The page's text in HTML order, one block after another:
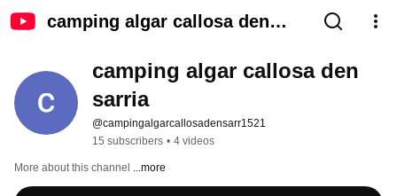
camping algar callosa den
camping algar callosa den
sarria
@campingalgarcallosadensarr1521
15 subscribers • 4 videos
More about this channel ...more